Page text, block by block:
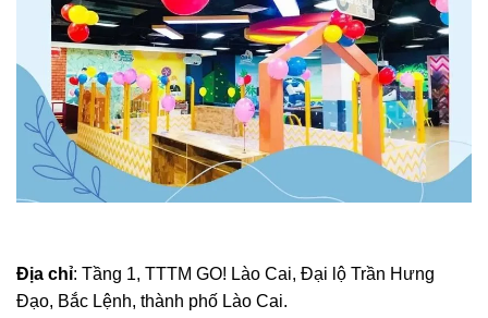
Địa chỉ: Tầng 1, TTTM GO! Lào Cai, Đại lộ Trần Hưng
Đạo, Bắc Lệnh, thành phố Lào Cai.